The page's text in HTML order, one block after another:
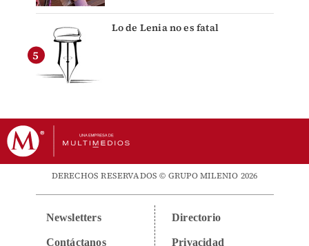
Lo de Lenia no es fatal
DERECHOS RESERVADOS © GRUPO MILENIO 2026
Newsletters
Contáctanos
Directorio
Privacidad